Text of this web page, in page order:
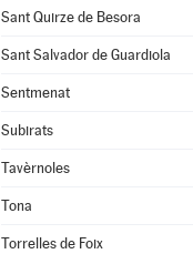
Sant Quirze de Besora
Sant Salvador de Guardiola
Sentmenat
Subirats
Tavèrnoles
Tona
Torrelles de Foix